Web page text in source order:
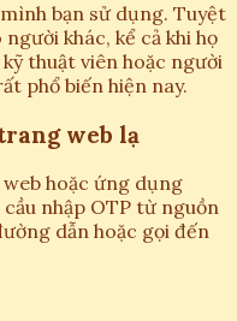
bạn sử dụng. Tuyệt
khác, kể cả khi họ
thuật viên hoặc người
phổ biến hiện nay.
web lạ
hoặc ứng dụng
nhập OTP từ nguồn
dẫn hoặc gọi đến